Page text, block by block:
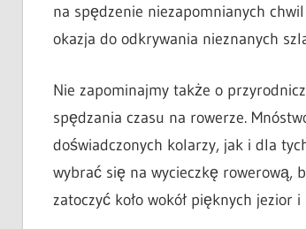
na spędzenie niezapomnianych
okazja do odkrywania nieznanych
Nie zapominajmy także o
spędzania czasu na rowerze.
doświadczonych kolarzy, jak i dla
wybrać się na wycieczkę rowerową,
zatoczyć koło wokół pięknych jezior i